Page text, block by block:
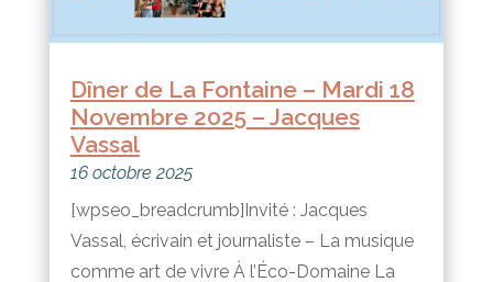
Dîner de La Fontaine – Mardi 18
Novembre 2025 – Jacques
Vassal
16 octobre 2025
[wpseo_breadcrumb]Invité : Jacques
Vassal, écrivain et journaliste – La musique
comme art de vivre À l’Éco-Domaine La